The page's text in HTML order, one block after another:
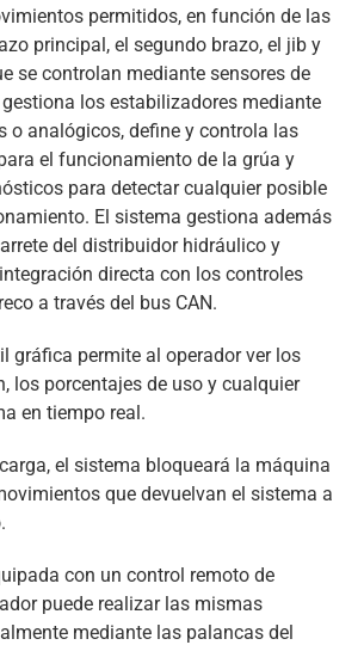
permitidos, en función de las
principal, el segundo brazo, el jib y
se controlan mediante sensores de
los estabilizadores mediante
o analógicos, define y controla las
el funcionamiento de la grúa y
para detectar cualquier posible
El sistema gestiona además
del distribuidor hidráulico y
directa con los controles
a través del bus CAN.
gráfica permite al operador ver los
los porcentajes de uso y cualquier
en tiempo real.
el sistema bloqueará la máquina
que devuelvan el sistema a
con un control remoto de
puede realizar las mismas
mediante las palancas del